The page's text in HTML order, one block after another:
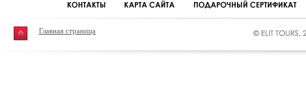
Главная страница